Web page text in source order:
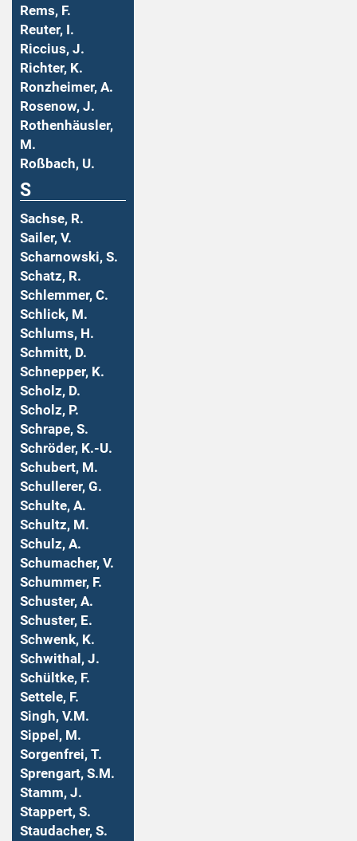
Rems, F.
Reuter, I.
Riccius, J.
Richter, K.
Ronzheimer, A.
Rosenow, J.
Rothenhäusler,
M.
Roßbach, U.
S
Sachse, R.
Sailer, V.
Scharnowski, S.
Schatz, R.
Schlemmer, C.
Schlick, M.
Schlums, H.
Schmitt, D.
Schnepper, K.
Scholz, D.
Scholz, P.
Schrape, S.
Schröder, K.-U.
Schubert, M.
Schullerer, G.
Schulte, A.
Schultz, M.
Schulz, A.
Schumacher, V.
Schummer, F.
Schuster, A.
Schuster, E.
Schwenk, K.
Schwithal, J.
Schültke, F.
Settele, F.
Singh, V.M.
Sippel, M.
Sorgenfrei, T.
Sprengart, S.M.
Stamm, J.
Stappert, S.
Staudacher, S.